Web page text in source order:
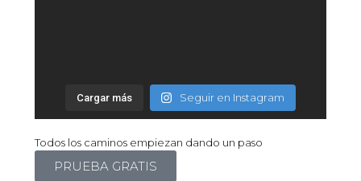
Cargar más Seguir en Instagram
Todos los caminos empiezan dando un paso
PRUEBA GRATIS